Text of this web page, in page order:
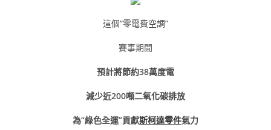
這個“零電費空調”
賽事期間
預計將節約38萬度電
減少近200噸二氧化碳排放
為“綠色全運”貢獻斯柯達零件氣力